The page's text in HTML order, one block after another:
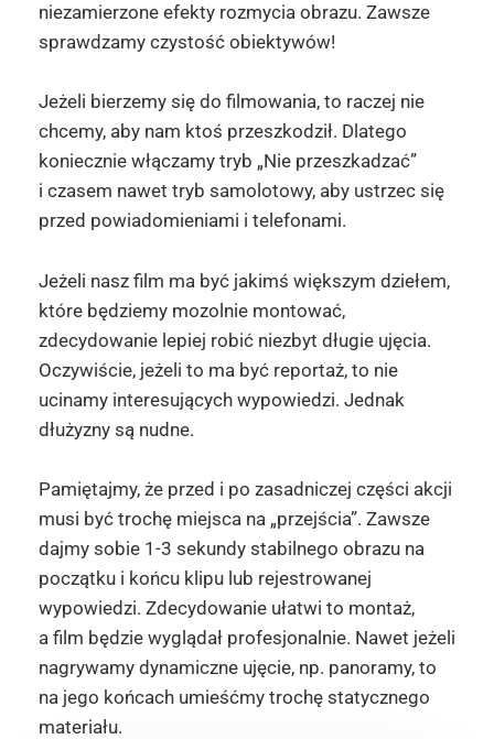
niezamierzone efekty rozmycia obrazu. Zawsze
sprawdzamy czystość obiektywów!
Jeżeli bierzemy się do filmowania, to raczej nie
chcemy, aby nam ktoś przeszkodził. Dlatego
koniecznie włączamy tryb „Nie przeszkadzać”
i czasem nawet tryb samolotowy, aby ustrzec się
przed powiadomieniami i telefonami.
Jeżeli nasz film ma być jakimś większym dziełem,
które będziemy mozolnie montować,
zdecydowanie lepiej robić niezbyt długie ujęcia.
Oczywiście, jeżeli to ma być reportaż, to nie
ucinamy interesujących wypowiedzi. Jednak
dłużyzny są nudne.
Pamiętajmy, że przed i po zasadniczej części akcji
musi być trochę miejsca na „przejścia”. Zawsze
dajmy sobie 1-3 sekundy stabilnego obrazu na
początku i końcu klipu lub rejestrowanej
wypowiedzi. Zdecydowanie ułatwi to montaż,
a film będzie wyglądał profesjonalnie. Nawet jeżeli
nagrywamy dynamiczne ujęcie, np. panoramy, to
na jego końcach umieśćmy trochę statycznego
materiału.